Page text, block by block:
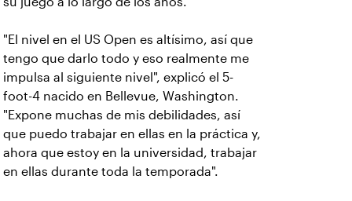
"El nivel en el US Open es altísimo, así que
tengo que darlo todo y eso realmente me
impulsa al siguiente nivel", explicó el 5-
foot-4 nacido en Bellevue, Washington.
"Expone muchas de mis debilidades, así
que puedo trabajar en ellas en la práctica y,
ahora que estoy en la universidad, trabajar
en ellas durante toda la temporada".